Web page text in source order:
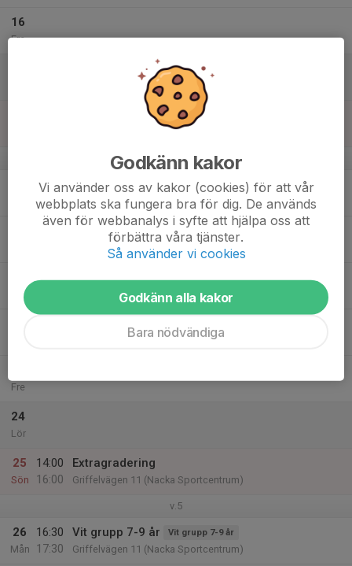
16
Fre
v.4
Ons
Fre
24
Lör
25
Sön
14:00
16:00
Extragradering
Griffelvägen 11 (Nacka Sportcentrum)
v.5
26
Mån
16:30
17:30
Vit grupp 7-9 år Vit grupp 7-9 år
Griffelvägen 11 (Nacka Sportcentrum)
Godkänn kakor
Vi använder oss av kakor (cookies) för att vår
webbplats ska fungera bra för dig. De används
även för webbanalys i syfte att hjälpa oss att
förbättra våra tjänster.
Så använder vi cookies
Godkänn alla kakor
Bara nödvändiga